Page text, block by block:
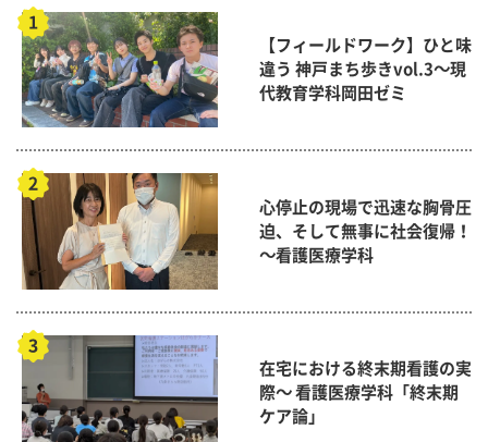
【フィールドワーク】ひと味
違う 神戸まち歩きvol.3～現
代教育学科岡田ゼミ
心停止の現場で迅速な胸骨圧
迫、そして無事に社会復帰！
～看護医療学科
在宅における終末期看護の実
際～ 看護医療学科「終末期
ケア論」